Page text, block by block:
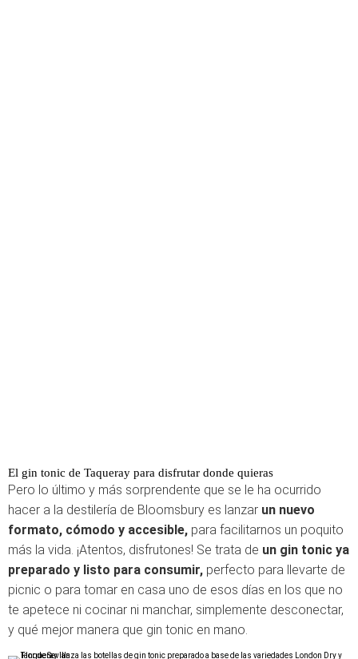
El gin tonic de Taqueray para disfrutar donde quieras
Pero lo último y más sorprendente que se le ha ocurrido
hacer a la destilería de Bloomsbury es lanzar un nuevo
formato, cómodo y accesible, para facilitarnos un poquito
más la vida. ¡Atentos, disfrutones! Se trata de un gin tonic ya
preparado y listo para consumir, perfecto para llevarte de
picnic o para tomar en casa uno de esos días en los que no
te apetece ni cocinar ni manchar, simplemente desconectar,
y qué mejor manera que gin tonic en mano.